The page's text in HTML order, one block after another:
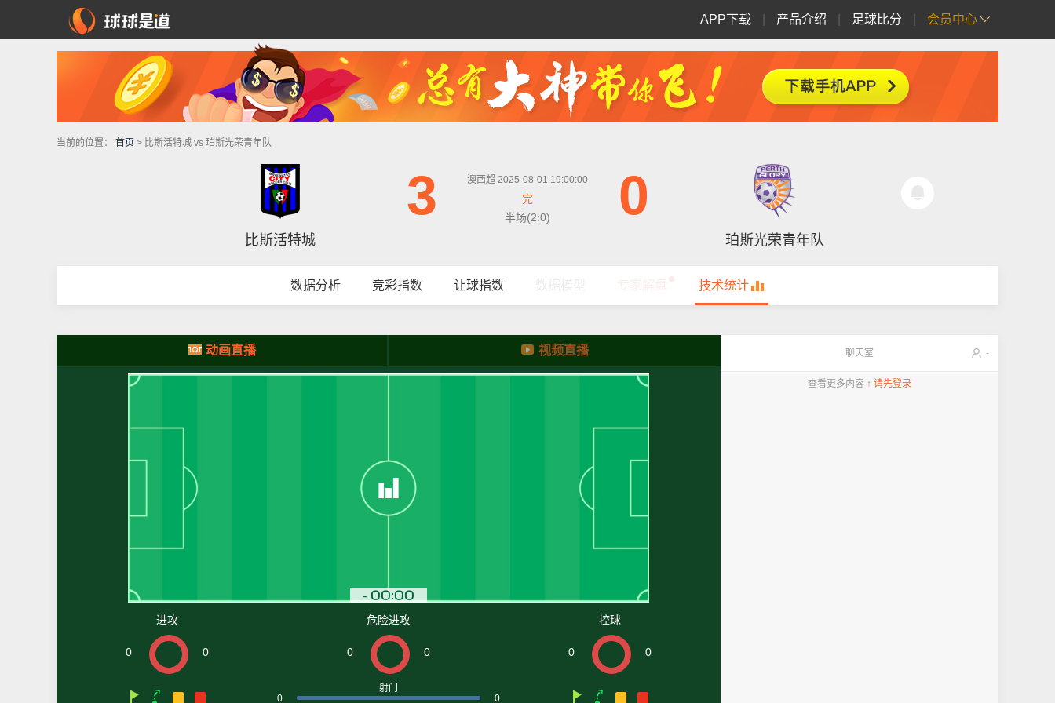
APP下载 产品介绍 足球比分 会员中心
当前的位置： 首页 > 比斯活特城 vs 珀斯光荣青年队
比斯活特城
3 0
澳西超 2025-08-01 19:00:00
完
半场(2:0)
珀斯光荣青年队
数据分析 竞彩指数 让球指数 技术统计
动画直播 视频直播
进攻
0 0
危险进攻
0 0
0 0
射门
控球
0 0
聊天室 -
查看更多内容 ↑ 请先登录